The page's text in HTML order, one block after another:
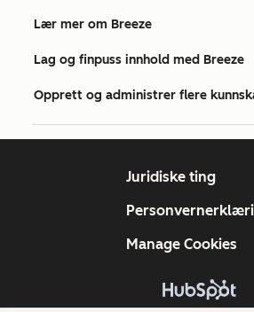
Lær mer om Breeze
Lag og finpuss innhold med Breeze
Opprett og administrer flere
Juridiske ting
Manage Cookies